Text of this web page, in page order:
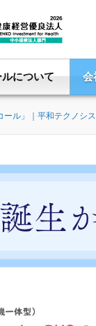
について 会
ル」｜平和テクノシ